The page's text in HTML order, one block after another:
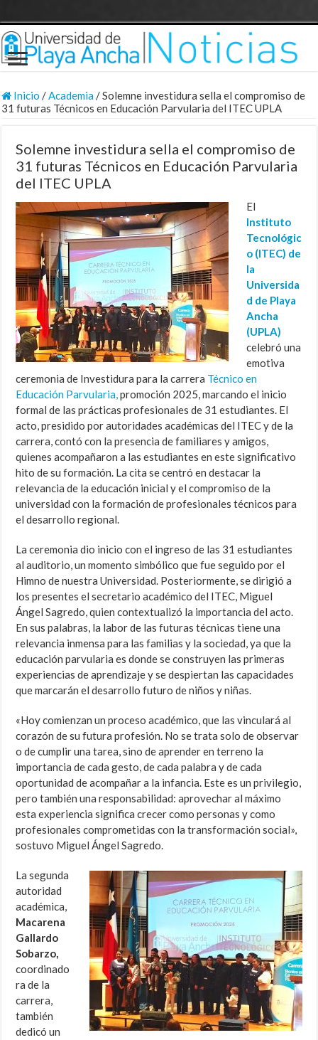
Inicio /Academia/Solemne investidura sella el compromiso de
31 futuras Técnicos en Educación Parvularia del ITEC UPLA
Solemne investidura sella el compromiso de
31 futuras Técnicos en Educación Parvularia
del ITEC UPLA
El
Instituto
Tecnológic
o (ITEC) de
la
Universida
d de Playa
Ancha
(UPLA)
celebró una
emotiva
ceremonia de Investidura para la carrera Técnico en
Educación Parvularia,promoción 2025, marcando el inicio
formal de las prácticas profesionales de 31 estudiantes. El
acto, presidido por autoridades académicas del ITEC y de la
carrera, contó con la presencia de familiares y amigos,
quienes acompañaron a las estudiantes en este significativo
hito de su formación. La cita se centró en destacar la
relevancia de la educación inicial y el compromiso de la
universidad con la formación de profesionales técnicos para
el desarrollo regional.
La ceremonia dio inicio con el ingreso de las 31 estudiantes
al auditorio, un momento simbólico que fue seguido por el
Himno de nuestra Universidad. Posteriormente, se dirigió a
los presentes el secretario académico del ITEC, Miguel
Ángel Sagredo, quien contextualizó la importancia del acto.
En sus palabras, la labor de las futuras técnicas tiene una
relevancia inmensa para las familias y la sociedad, ya que la
educación parvularia es donde se construyen las primeras
experiencias de aprendizaje y se despiertan las capacidades
que marcarán el desarrollo futuro de niños y niñas.
«Hoy comienzan un proceso académico, que las vinculará al
corazón de su futura profesión. No se trata solo de observar
o de cumplir una tarea, sino de aprender en terreno la
importancia de cada gesto, de cada palabra y de cada
oportunidad de acompañar a la infancia. Este es un privilegio,
pero también una responsabilidad: aprovechar al máximo
esta experiencia significa crecer como personas y como
profesionales comprometidas con la transformación social»,
sostuvo Miguel Ángel Sagredo.
La segunda
autoridad
académica,
Macarena
Gallardo
Sobarzo,
coordinado
ra de la
carrera,
también
dedicó un